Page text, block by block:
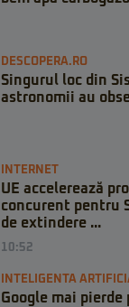
DESCOPERA.RO
Singurul loc din
astronomii au
INTERNET
UE accelerează
concurent pentru
de extindere ...
10:52
INTELIGENTA
Google mai